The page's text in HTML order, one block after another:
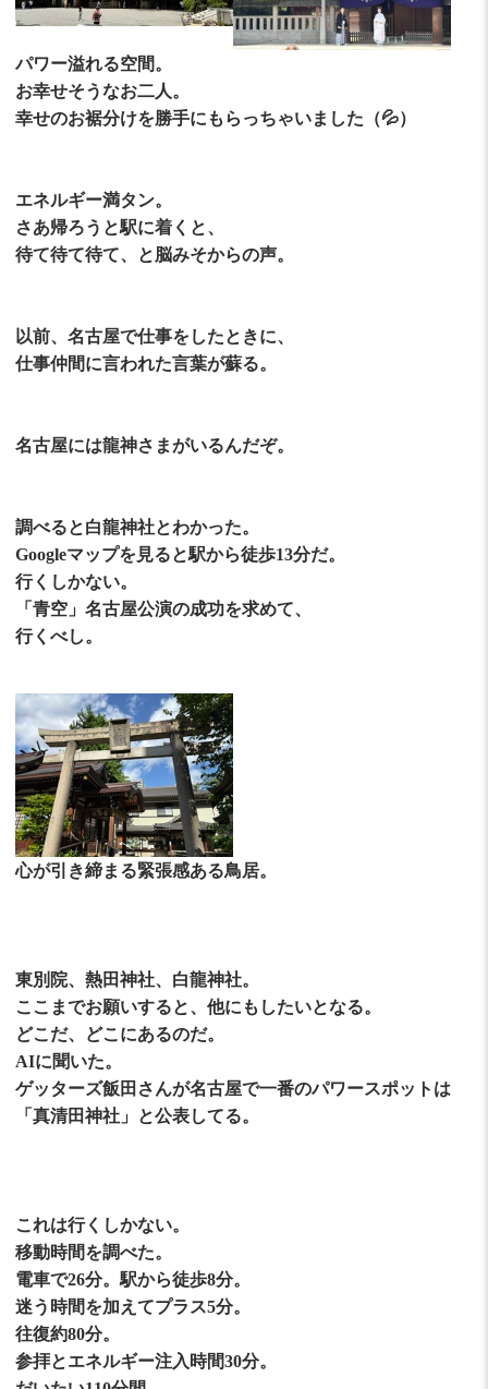
パワー溢れる空間。
お幸せそうなお二人。
幸せのお裾分けを勝手にもらっちゃいました（💦）
エネルギー満タン。
さあ帰ろうと駅に着くと、
待て待て待て、と脳みそからの声。
以前、名古屋で仕事をしたときに、
仕事仲間に言われた言葉が蘇る。
名古屋には龍神さまがいるんだぞ。
調べると白龍神社とわかった。
Googleマップを見ると駅から徒歩13分だ。
行くしかない。
「青空」名古屋公演の成功を求めて、
行くべし。
心が引き締まる緊張感ある鳥居。
東別院、熱田神社、白龍神社。
ここまでお願いすると、他にもしたいとなる。
どこだ、どこにあるのだ。
AIに聞いた。
ゲッターズ飯田さんが名古屋で一番のパワースポットは
「真清田神社」と公表してる。
これは行くしかない。
移動時間を調べた。
電車で26分。駅から徒歩8分。
迷う時間を加えてプラス5分。
往復約80分。
参拝とエネルギー注入時間30分。